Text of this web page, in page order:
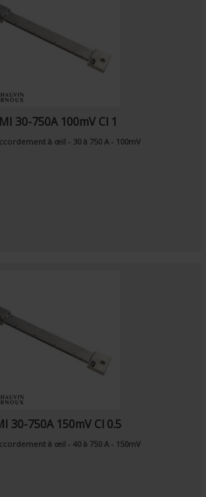
30-750A 100mV Cl 1
à œil - 30 à 750 A - 100mV
30-750A 150mV Cl 0.5
à œil - 40 à 750 A - 150mV